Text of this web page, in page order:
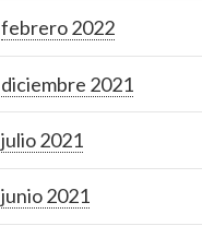
febrero 2022
diciembre 2021
julio 2021
junio 2021